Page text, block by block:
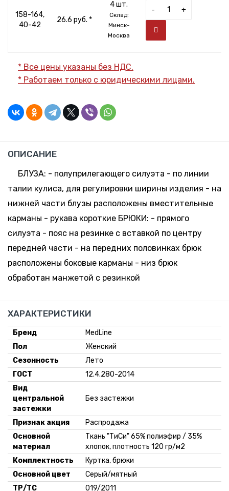
158-164,
40-42
26.6 руб. *
4 шт.
Склад:
Минск-
Москва
- +
* Все цены указаны без НДС.
* Работаем только с юридическими лицами.
ОПИСАНИЕ
БЛУЗА: - полуприлегающего силуэта - по линии
талии кулиса, для регулировки ширины изделия - на
нижней части блузы расположены вместительные
карманы - рукава короткие БРЮКИ: - прямого
силуэта - пояс на резинке с вставкой по центру
передней части - на передних половинках брюк
расположены боковые карманы - низ брюк
обработан манжетой с резинкой
ХАРАКТЕРИСТИКИ
Бренд
MedLine
Пол
Женский
Сезонность
Лето
ГОСТ
12.4.280-2014
Вид
центральной
застежки
Без застежки
Признак акция
Распродажа
Основной
материал
Ткань "ТиСи" 65% полиэфир / 35%
хлопок, плотность 120 гр/м2
Комплектность
Куртка, брюки
Основной цвет
Серый/мятный
ТР/ТС
019/2011